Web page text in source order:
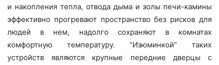
и накопления тепла, отвода дыма и золы печи-камины
эффективно прогревают пространство без рисков для
людей в нем, надолго сохраняют в комнатах
комфортную температуру. “Изюминкой” таких
устройств являются крупные передние дверцы с